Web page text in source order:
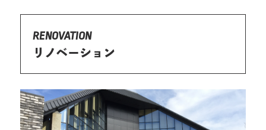
RENOVATION
リノベーション